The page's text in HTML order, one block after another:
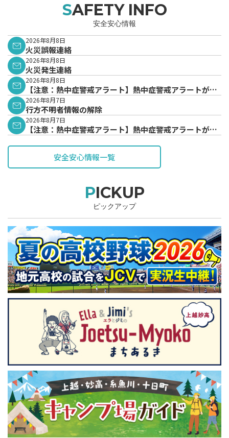
SAFETY INFO
安全安心情報
2026年8月8日
火災誤報連絡
2026年8月8日
火災発生連絡
2026年8月8日
【注意：熱中症警戒アラート】熱中症警戒アラートが発
表されています。
2026年8月7日
行方不明者情報の解除
2026年8月7日
【注意：熱中症警戒アラート】熱中症警戒アラートが発
安全安心情報一覧
PICKUP
ピックアップ